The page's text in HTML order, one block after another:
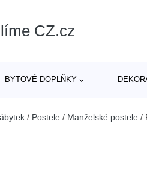
CZ.cz
BYTOVÉ DOPLŇKY
/ Postele / Manželské postele /